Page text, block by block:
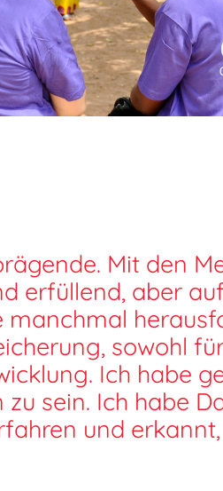
Mit den
erfüllend, aber
sowohl
Ich habe
sein. Ich habe
und